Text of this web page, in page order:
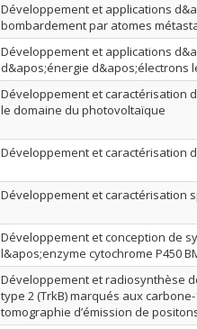
Développement et applications
bombardement par atomes
Développement et applications
d&apos;énergie d&apos;électrons
Développement et caractérisation
le domaine du photovoltaïque
Développement et caractérisation
Développement et caractérisation
Développement et conception de
l&apos;enzyme cytochrome P450
Développement et radiosynthèse
type 2 (TrkB) marqués aux
tomographie d’émission de